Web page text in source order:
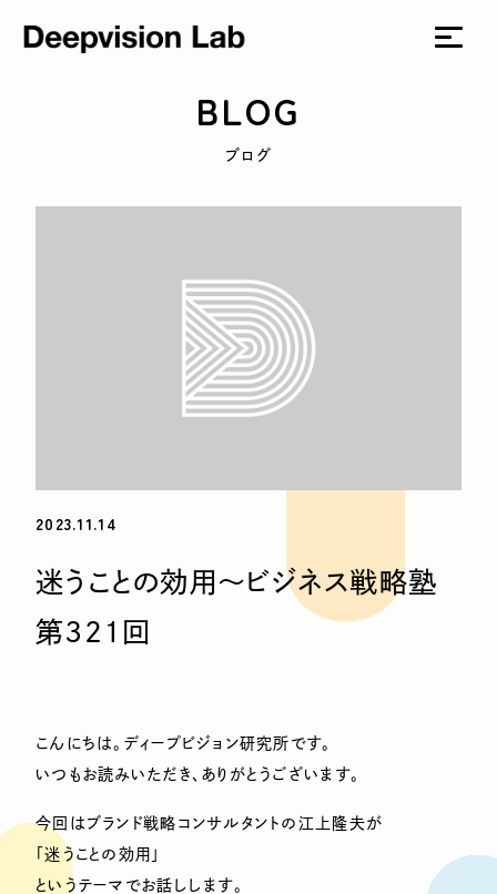
BLOG
ブログ
2023.11.14
迷うことの効用〜ビジネス戦略塾
第321回
こんにちは。ディープビジョン研究所です。
いつもお読みいただき、ありがとうございます。
今回はブランド戦略コンサルタントの江上隆夫が
「迷うことの効用」
というテーマでお話しします。